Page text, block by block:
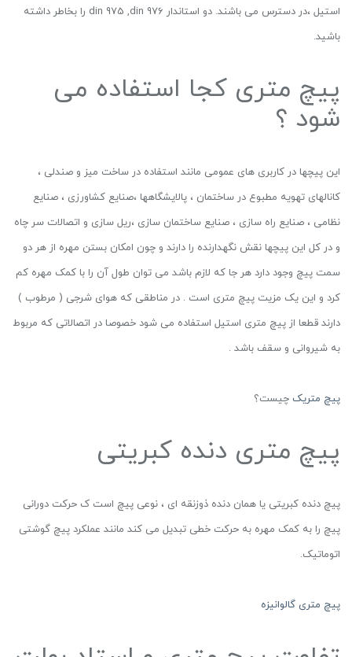
استیل ،در دسترس می باشند. دو استاندار din 975 ,din 976 را بخاطر داشته
باشید.
پیچ متری کجا استفاده می
شود ؟
این پیچها در کاربری های عمومی مانند استفاده در ساخت میز و صندلی ،
کانالهای تهویه مطبوع در ساختمان ، پالایشگاهها ،صنایع کشاورزی ، صنایع
نظامی ، صنایع راه سازی ، صنایع ساختمان سازی ،ریل سازی و اتصالات سر چاه
و در کل این پیچها نقش نگهدارنده را دارند و چون امکان بستن مهره از هر دو
سمت پیچ وجود دارد هر جا که لازم باشد می توان طول آن را با کمک مهره کم
کرد و این یک مزیت پیچ متری است . در مناطقی که هوای شرجی ( مرطوب )
دارند قطعا از پیچ متری استیل استفاده می شود خصوصا در اتصالاتی که مربوط
به شیروانی و سقف باشد .
پیچ متریک چیست؟
پیچ متری دنده کبریتی
پیچ دنده کبریتی یا همان دنده ذوزنقه ای ، نوعی پیچ است ک حرکت دورانی
پیچ را به کمک مهره به حرکت خطی تبدیل می کند مانند عملکرد پیچ گوشتی
اتوماتیک.
پیچ متری گالوانیزه